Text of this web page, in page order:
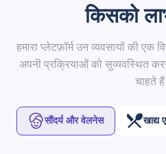
किसको
हमारा प्लेटफ़ॉर्म उन व्यवसायों की
अपनी प्रक्रियाओं को सुव्यवस्थित
चाहते
सौंदर्य और वेलनेस खाद्य